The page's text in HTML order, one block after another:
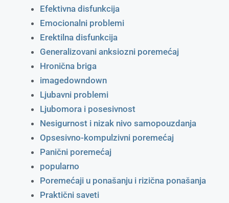
Efektivna disfunkcija
Emocionalni problemi
Erektilna disfunkcija
Generalizovani anksiozni poremećaj
Hronična briga
imagedowndown
Ljubavni problemi
Ljubomora i posesivnost
Nesigurnost i nizak nivo samopouzdanja
Opsesivno-kompulzivni poremećaj
Panični poremećaj
popularno
Poremećaji u ponašanju i rizična ponašanja
Praktični saveti